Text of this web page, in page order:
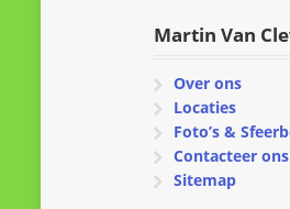
Martin Van
Over ons
Locaties
Foto’s &
Contacteer ons
Sitemap